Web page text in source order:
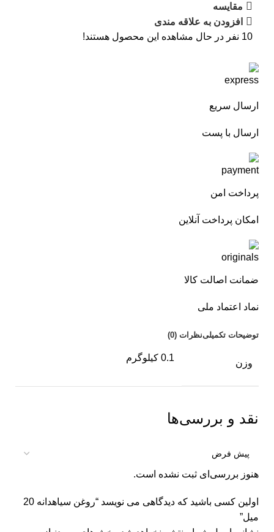
مقایسه
افزودن به علاقه مندی
10 نفر در حال مشاهده این محصول هستند!
ارسال سریع
ارسال با پست
پرداخت امن
امکان پرداخت آنلاین
ضمانت اصالت کالا
نماد اعتماد ملی
توضیحات تکمیلینظرات (0)
وزن
0.1 کیلوگرم
نقد و بررسی‌ها
هنوز بررسی‌ای ثبت نشده است.
اولین کسی باشید که دیدگاهی می نویسد “روغن سیاهدانه 20
میل”